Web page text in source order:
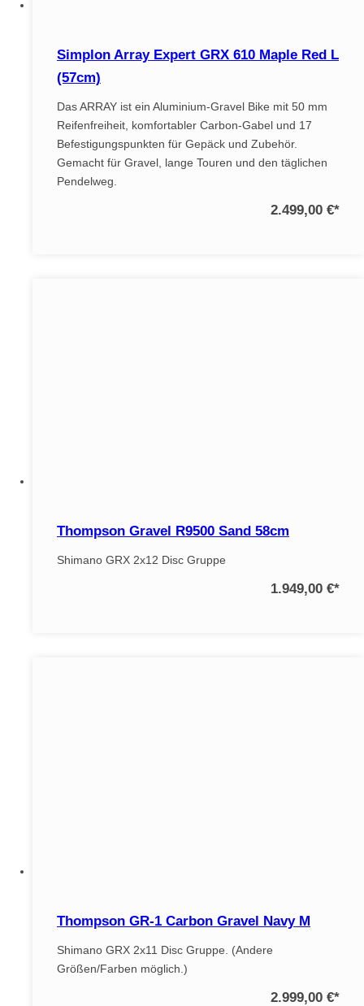
Simplon Array Expert GRX 610 Maple Red L
(57cm)
Das ARRAY ist ein Aluminium-Gravel Bike mit 50 mm
Reifenfreiheit, komfortabler Carbon-Gabel und 17
Befestigungspunkten für Gepäck und Zubehör.
Gemacht für Gravel, lange Touren und den täglichen
Pendelweg.
2.499,00 €*
Thompson Gravel R9500 Sand 58cm
Shimano GRX 2x12 Disc Gruppe
1.949,00 €*
Thompson GR-1 Carbon Gravel Navy M
Shimano GRX 2x11 Disc Gruppe. (Andere
Größen/Farben möglich.)
2.999,00 €*